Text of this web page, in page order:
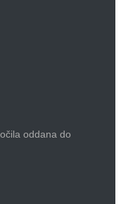
oddana do